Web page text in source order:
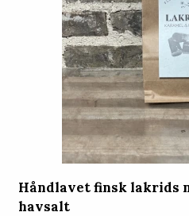
Håndlavet finsk lakrids
havsalt